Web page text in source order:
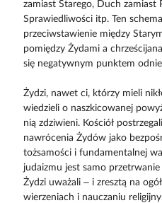
zamiast Starego, Duch zamiast
Sprawiedliwości itp. Ten
przeciwstawienie między
pomiędzy Żydami a
się negatywnym punktem
Żydzi, nawet ci, którzy mieli
wiedzieli o naszkicowanej
nią zdziwieni. Kościół
nawrócenia Żydów jako
tożsamości i fundamentalnej
judaizmu jest samo
Żydzi uważali – i zresztą na
wierzeniach i nauczaniu